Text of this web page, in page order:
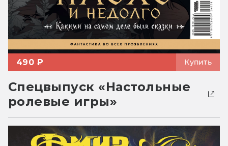
490 ₽ Купить
Спецвыпуск «Настольные
ролевые игры»